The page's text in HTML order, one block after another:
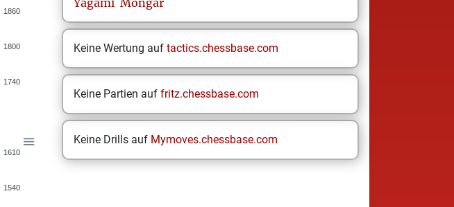
1860
1800
1740
1610
1540
Yagami Mongar
Keine Wertung auf tactics.chessbase.com
Keine Partien auf fritz.chessbase.com
Keine Drills auf Mymoves.chessbase.com